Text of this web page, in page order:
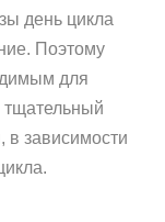
день цикла
Поэтому
для
тщательный
в зависимости